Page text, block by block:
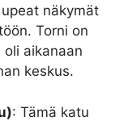
näkymät
Torni on
aikanaan
keskus.
: Tämä katu